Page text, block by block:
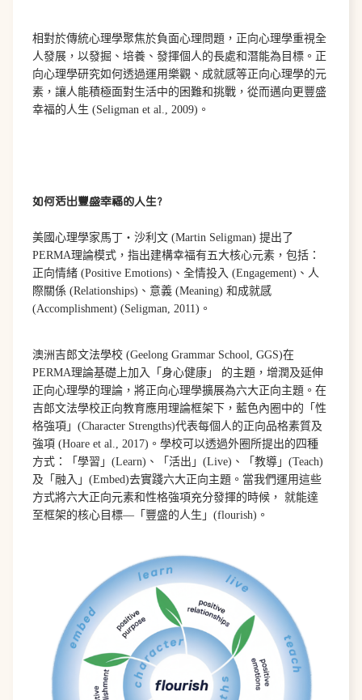
相對於傳統心理學聚焦於負面心理問題，正向心理學重視全
人發展，以發掘、培養、發揮個人的長處和潛能為目標。正
向心理學研究如何透過運用樂觀、成就感等正向心理學的元
素，讓人能積極面對生活中的困難和挑戰，從而邁向更豐盛
幸福的人生 (Seligman et al., 2009)。
如何活出豐盛幸福的人生?
美國心理學家馬丁‧沙利文 (Martin Seligman) 提出了
PERMA理論模式，指出建構幸福有五大核心元素，包括：
正向情緒 (Positive Emotions)、全情投入 (Engagement)、人
際關係 (Relationships)、意義 (Meaning) 和成就感
(Accomplishment) (Seligman, 2011)。
澳洲吉郎文法學校 (Geelong Grammar School, GGS)在
PERMA理論基礎上加入「身心健康」 的主題，增潤及延伸
正向心理學的理論，將正向心理學擴展為六大正向主題。在
吉郎文法學校正向教育應用理論框架下，藍色內圈中的「性
格強項」(Character Strengths)代表每個人的正向品格素質及
強項 (Hoare et al., 2017)。學校可以透過外圈所提出的四種
方式：「學習」(Learn)、「活出」(Live)、「教導」(Teach)
及「融入」(Embed)去實踐六大正向主題。當我們運用這些
方式將六大正向元素和性格強項充分發揮的時候， 就能達
至框架的核心目標—「豐盛的人生」(flourish)。